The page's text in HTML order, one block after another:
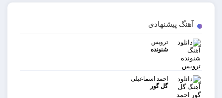
آهنگ پیشنهادی
ترویس
شنونده
احمد اسماعیلی
گل گور